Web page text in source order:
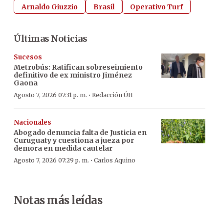
Arnaldo Giuzzio Brasil Operativo Turf
Últimas Noticias
Sucesos
Metrobús: Ratifican sobreseimiento
definitivo de ex ministro Jiménez
Gaona
Agosto 7, 2026 07:31 p. m. · Redacción ÚH
Nacionales
Abogado denuncia falta de Justicia en
Curuguaty y cuestiona a jueza por
demora en medida cautelar
Agosto 7, 2026 07:29 p. m. · Carlos Aquino
Notas más leídas